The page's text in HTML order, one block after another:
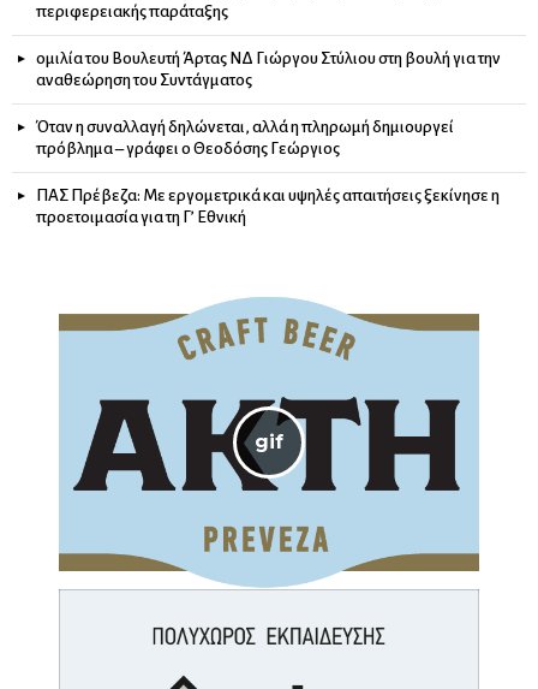
περιφερειακής παράταξης
ομιλία του Βουλευτή Άρτας ΝΔ Γιώργου Στύλιου στη βουλή για την
αναθεώρηση του Συντάγματος
Όταν η συναλλαγή δηλώνεται, αλλά η πληρωμή δημιουργεί
πρόβλημα – γράφει ο Θεοδόσης Γεώργιος
ΠΑΣ Πρέβεζα: Με εργομετρικά και υψηλές απαιτήσεις ξεκίνησε η
προετοιμασία για τη Γ’ Εθνική